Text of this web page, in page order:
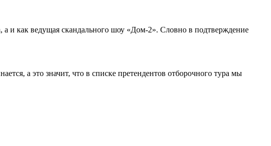
а и как ведущая скандального шоу «Дом-2». Словно в подтверждение
а это значит, что в списке претендентов отборочного тура мы